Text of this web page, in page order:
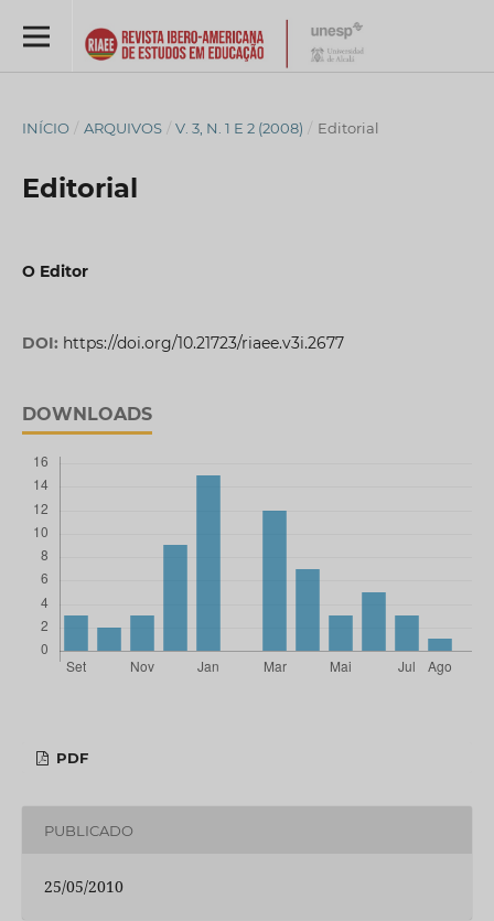
INÍCIO / ARQUIVOS / V. 3, N. 1 E 2 (2008) / Editorial
Editorial
O Editor
DOI: https://doi.org/10.21723/riaee.v3i.2677
DOWNLOADS
PDF
PUBLICADO
25/05/2010